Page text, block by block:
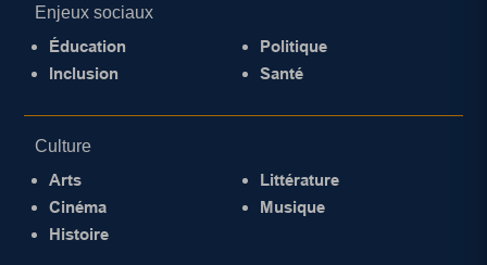
Enjeux sociaux
Éducation
Inclusion
Politique
Santé
Culture
Arts
Cinéma
Histoire
Littérature
Musique